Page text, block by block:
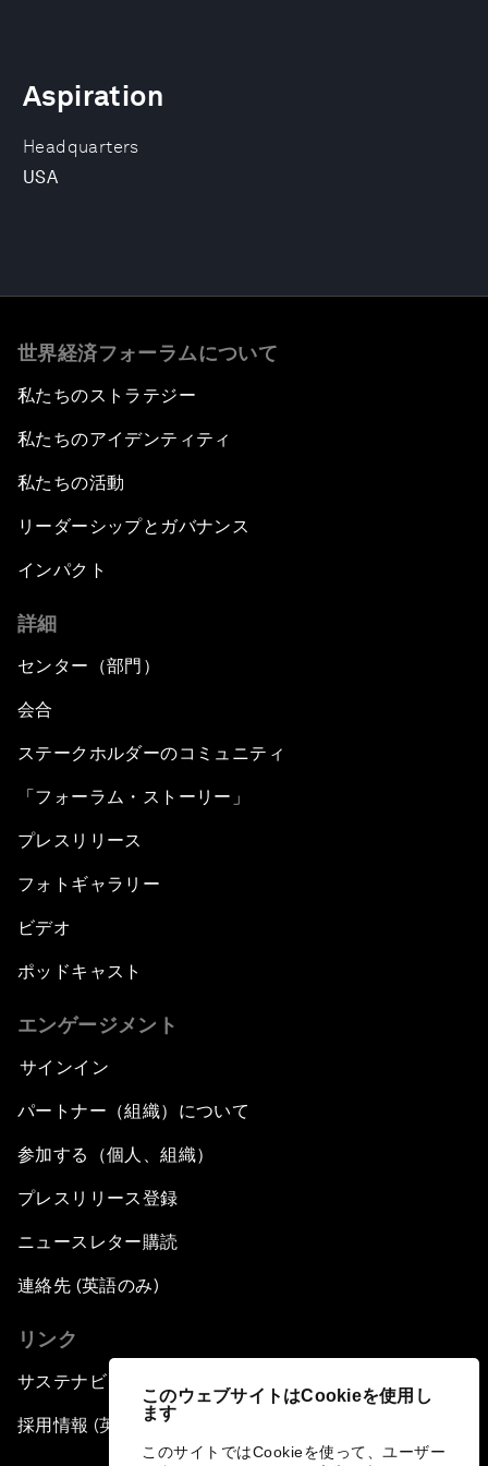
このウェブサイトはCookieを使用し
ます
このサイトではCookieを使って、ユーザー
Headquarters
USA
Aspiration
世界経済フォーラムについて
私たちのストラテジー
私たちのアイデンティティ
私たちの活動
リーダーシップとガバナンス
インパクト
詳細
センター（部門）
会合
ステークホルダーのコミュニティ
「フォーラム・ストーリー」
プレスリリース
フォトギャラリー
ビデオ
ポッドキャスト
エンゲージメント
サインイン
パートナー（組織）について
参加する（個人、組織）
プレスリリース登録
ニュースレター購読
連絡先 (英語のみ)
リンク
サステナビリティへの取り組み
採用情報 (英語のみ)